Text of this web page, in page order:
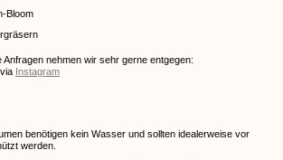
Bloom
Anfragen nehmen wir sehr gerne entgegen:
Instagram
benötigen kein Wasser und sollten idealerweise vor
werden.